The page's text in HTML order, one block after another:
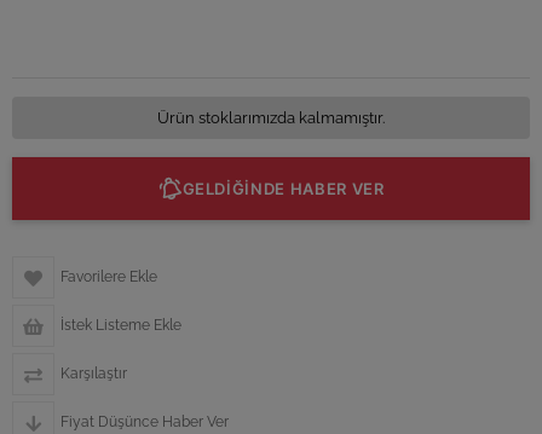
Ürün stoklarımızda kalmamıştır.
GELDİĞİNDE HABER VER
Favorilere Ekle
İstek Listeme Ekle
Karşılaştır
Fiyat Düşünce Haber Ver